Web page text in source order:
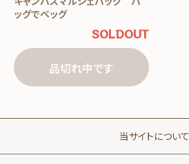
ッグでベッグ
SOLDOUT
品切れ中です
当サイトについて